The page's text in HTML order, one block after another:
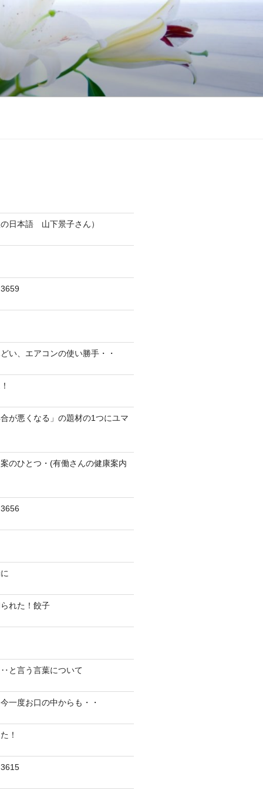
日本語 山下景子さん）
い、エアコンの使い勝手・・
が悪くなる」の題材の1つにユマ
のひとつ・(有働さんの健康案内
られた！餃子
と言う言葉について
一度お口の中からも・・
！